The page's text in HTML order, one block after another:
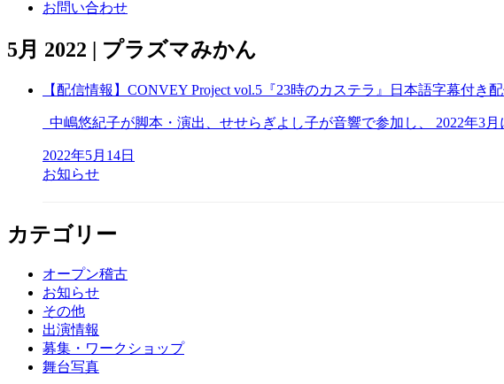
お問い合わせ
5月 2022 | プラズマみかん
【配信情報】CONVEY Project vol.5『23時のカステラ』日本語字幕付き
中嶋悠紀子が脚本・演出、せせらぎよし子が音響で参加し、 2022年3
2022年5月14日
お知らせ
カテゴリー
オープン稽古
お知らせ
その他
出演情報
募集・ワークショップ
舞台写真